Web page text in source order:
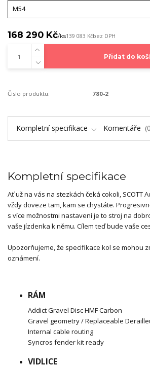
168 290 Kč/ks139 083 Kčbez DPH
Přidat do
Číslo produktu: 780-2
Kompletní specifikace Komentáře 0
Kompletní specifikace
Ať už na vás na stezkách čeká cokoli, SCOTT
vždy doveze tam, kam se chystáte.
s více možnostmi nastavení je to stroj na
vaše jízdenka k němu. Cílem teď bude vaše
Upozorňujeme, že specifikace kol se mohou
oznámení.
RÁM
Addict Gravel Disc HMF Carbon
Gravel geometry / Replaceable
Internal cable routing
Syncros fender kit ready
VIDLICE